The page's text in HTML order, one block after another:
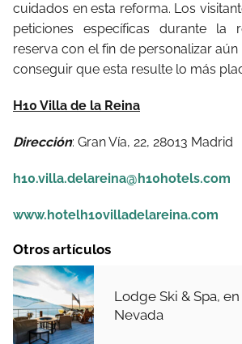
cuidados en esta reforma. Los
peticiones específicas durante la
reserva con el fin de personalizar
conseguir que esta resulte lo más
H10 Villa de la Reina
Dirección: Gran Vía, 22, 28013 Madrid
h10.villa.delareina@h10hotels.com
www.hotelh10villadelareina.com
Otros artículos
Lodge Ski & Spa,
Nevada